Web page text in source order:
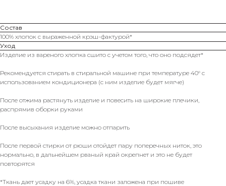
Состав
100% хлопок с выраженной крэш-фактурой*
Уход
Изделие из вареного хлопка сшито с учетом того, что оно подсядет*
Рекомендуется стирать в стиральной машине при температуре 40° с
использованием кондиционера (с ним изделие будет мягче)
После отжима растянуть изделие и повесить на широкие плечики,
распрямив оборки руками
После высыхания изделие можно отпарить
После первой стирки от рюши отойдет пару поперечных ниток, это
нормально, в дальнейшем рваный край окрепнет и это не будет
повторятся
*Ткань дает усадку на 6%, усадка ткани заложена при пошиве